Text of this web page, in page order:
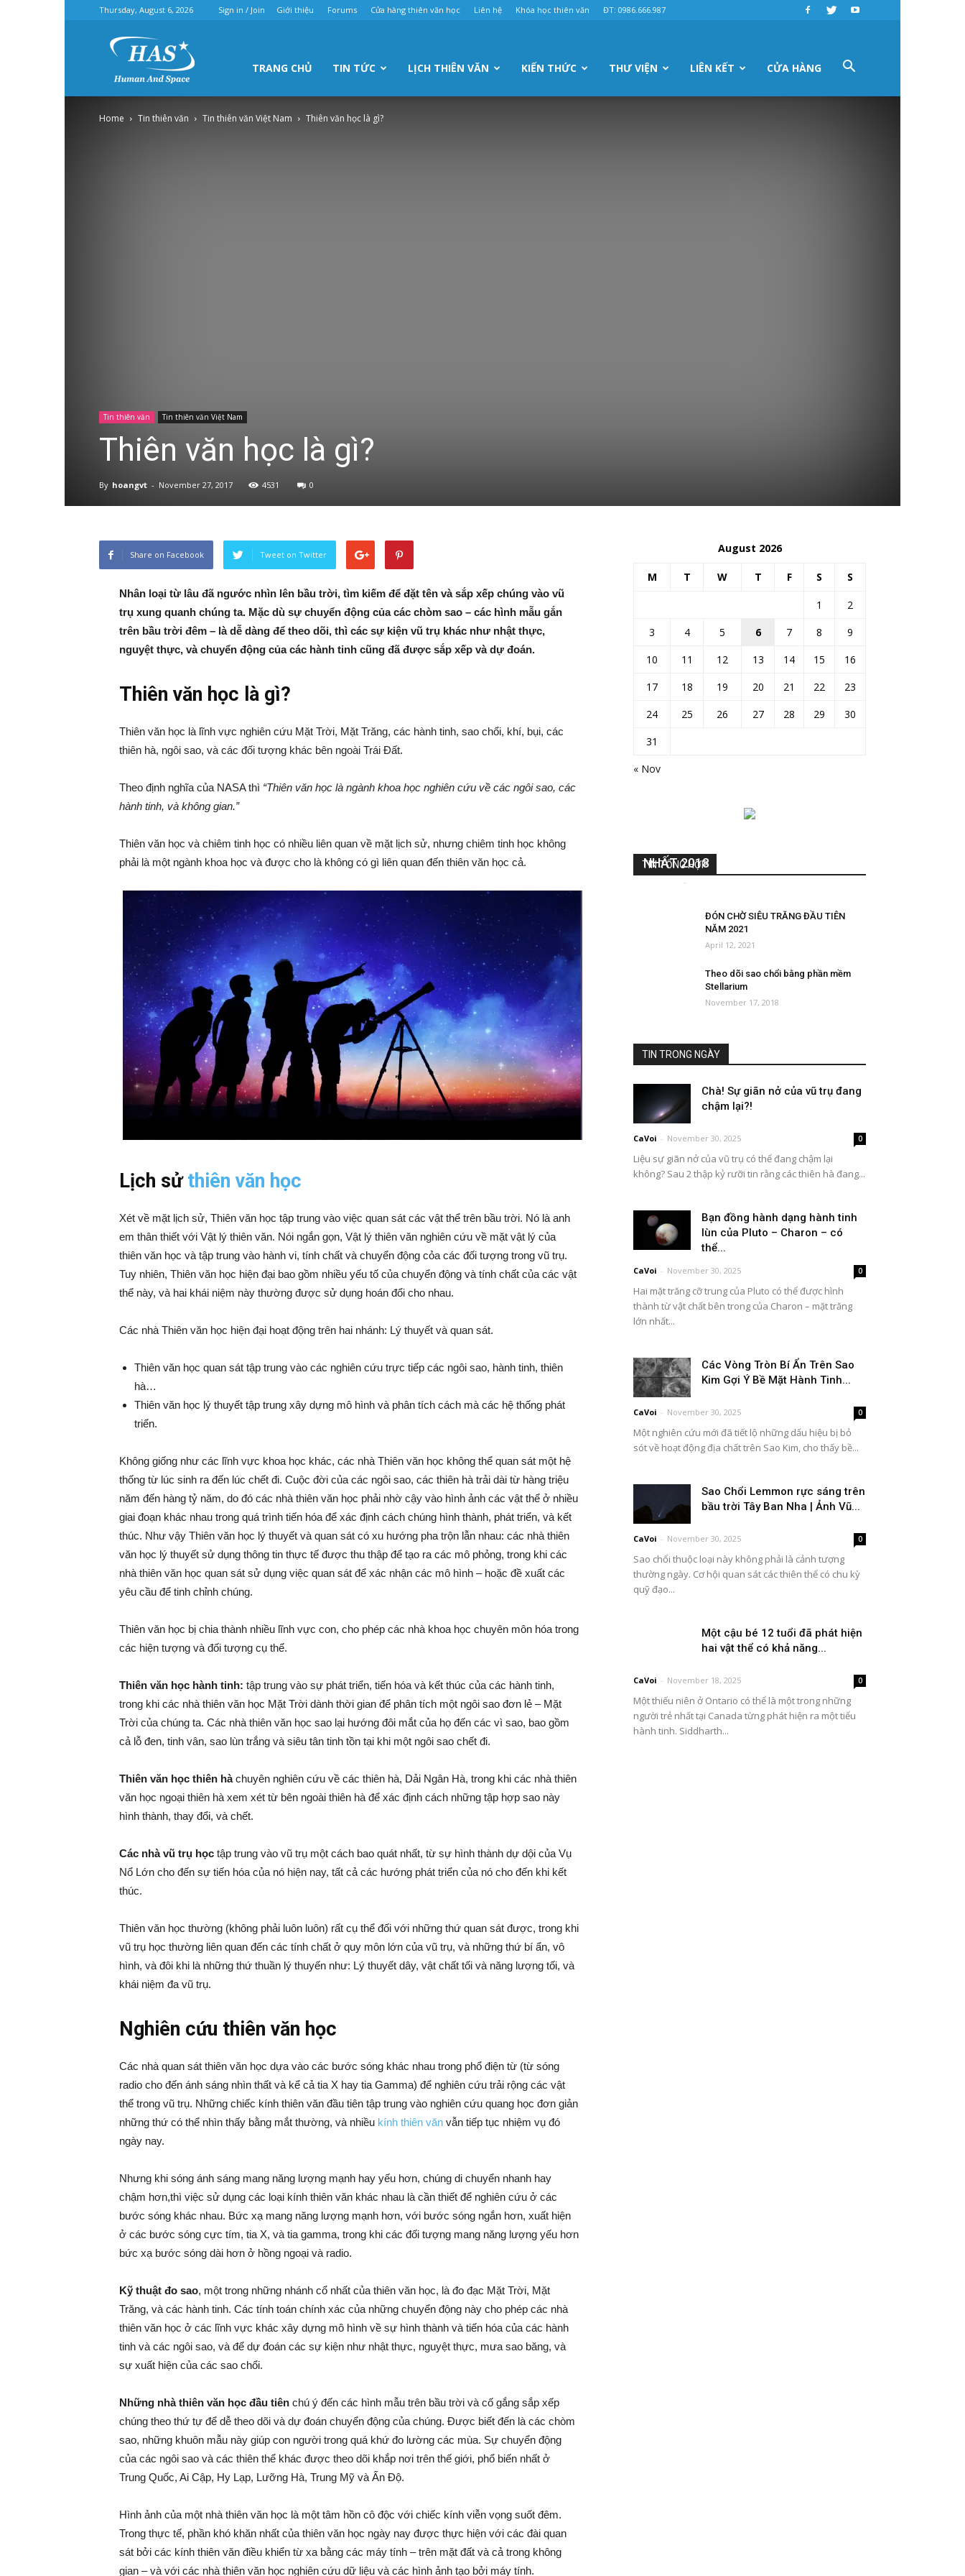
Thursday, August 6, 2026 Sign in / Join Giới thiệu Forums Cửa hàng thiên văn học Liên hệ Khóa học thiên văn ĐT: 0986.666.987
–
TRANG CHỦ TIN TỨC LỊCH THIÊN VĂN KIẾN THỨC THƯ VIỆN LIÊN KẾT CỬA HÀNG
Home Tin thiên văn Tin thiên văn Việt Nam Thiên văn học là gì?
Tin thiên văn Tin thiên văn Việt Nam
Thiên văn học là gì?
By hoangvt - November 27, 2017 4531 0
Share on Facebook Tweet on Twitter
Nhân loại từ lâu đã ngước nhìn lên bầu trời, tìm kiếm để đặt tên và sắp xếp chúng vào vũ
trụ xung quanh chúng ta. Mặc dù sự chuyển động của các chòm sao – các hình mẫu gắn
trên bầu trời đêm – là dễ dàng để theo dõi, thì các sự kiện vũ trụ khác như nhật thực,
nguyệt thực, và chuyển động của các hành tinh cũng đã được sắp xếp và dự đoán.
Thiên văn học là gì?
Thiên văn học là lĩnh vực nghiên cứu Mặt Trời, Mặt Trăng, các hành tinh, sao chổi, khí, bụi, các
thiên hà, ngôi sao, và các đối tượng khác bên ngoài Trái Đất.
Theo định nghĩa của NASA thì “Thiên văn học là ngành khoa học nghiên cứu về các ngôi sao, các
hành tinh, và không gian.”
Thiên văn học và chiêm tinh học có nhiều liên quan về mặt lịch sử, nhưng chiêm tinh học không
phải là một ngành khoa học và được cho là không có gì liên quan đến thiên văn học cả.
Lịch sửthiên văn học
Xét về mặt lịch sử, Thiên văn học tập trung vào việc quan sát các vật thể trên bầu trời. Nó là anh
em thân thiết với Vật lý thiên văn. Nói ngắn gọn, Vật lý thiên văn nghiên cứu về mặt vật lý của
thiên văn học và tập trung vào hành vi, tính chất và chuyển động cỏa các đối tượng trong vũ trụ.
Tuy nhiên, Thiên văn học hiện đại bao gồm nhiều yếu tố của chuyển động và tính chất của các vật
thể này, và hai khái niệm này thường được sử dụng hoán đổi cho nhau.
Các nhà Thiên văn học hiện đại hoạt động trên hai nhánh: Lý thuyết và quan sát.
Thiên văn học quan sát tập trung vào các nghiên cứu trực tiếp các ngôi sao, hành tinh, thiên
hà…
Thiên văn học lý thuyết tập trung xây dựng mô hình và phân tích cách mà các hệ thống phát
triển.
Không giống như các lĩnh vực khoa học khác, các nhà Thiên văn học không thể quan sát một hệ
thống từ lúc sinh ra đến lúc chết đi. Cuộc đời của các ngôi sao, các thiên hà trải dài từ hàng triệu
năm đến hàng tỷ năm, do đó các nhà thiên văn học phải nhờ cậy vào hình ảnh các vật thể ở nhiều
giai đoạn khác nhau trong quá trình tiến hóa để xác định cách chúng hình thành, phát triển, và kết
thúc. Như vậy Thiên văn học lý thuyết và quan sát có xu hướng pha trộn lẫn nhau: các nhà thiên
văn học lý thuyết sử dụng thông tin thực tế được thu thập để tạo ra các mô phỏng, trong khi các
nhà thiên văn học quan sát sử dụng việc quan sát để xác nhận các mô hình – hoặc đề xuất các
yêu cầu để tinh chỉnh chúng.
Thiên văn học bị chia thành nhiều lĩnh vực con, cho phép các nhà khoa học chuyên môn hóa trong
các hiện tượng và đối tượng cụ thể.
Thiên văn học hành tinh: tập trung vào sự phát triển, tiến hóa và kết thúc của các hành tinh,
trong khi các nhà thiên văn học Mặt Trời dành thời gian để phân tích một ngôi sao đơn lẻ – Mặt
Trời của chúng ta. Các nhà thiên văn học sao lại hướng đôi mắt của họ đến các vì sao, bao gồm
cả lỗ đen, tinh vân, sao lùn trắng và siêu tân tinh tồn tại khi một ngôi sao chết đi.
Thiên văn học thiên hàchuyên nghiên cứu về các thiên hà, Dải Ngân Hà, trong khi các nhà thiên
văn học ngoại thiên hà xem xét từ bên ngoài thiên hà để xác định cách những tập hợp sao này
hình thành, thay đổi, và chết.
Các nhà vũ trụ họctập trung vào vũ trụ một cách bao quát nhất, từ sự hình thành dự dội của Vụ
Nổ Lớn cho đến sự tiến hóa của nó hiện nay, tất cả các hướng phát triển của nó cho đến khi kết
thúc.
Thiên văn học thường (không phải luôn luôn) rất cụ thể đối với những thứ quan sát được, trong khi
vũ trụ học thường liên quan đến các tính chất ở quy môn lớn của vũ trụ, và những thứ bí ẩn, vô
hình, và đôi khi là những thứ thuần lý thuyến như: Lý thuyết dây, vật chất tối và năng lượng tối, và
khái niệm đa vũ trụ.
Nghiên cứu thiên văn học
Các nhà quan sát thiên văn học dựa vào các bước sóng khác nhau trong phổ điện từ (từ sóng
radio cho đến ánh sáng nhìn thất và kể cả tia X hay tia Gamma) để nghiên cứu trải rộng các vật
thể trong vũ trụ. Những chiếc kính thiên văn đầu tiên tập trung vào nghiên cứu quang học đơn giản
những thứ có thể nhìn thấy bằng mắt thường, và nhiềukính thiên vănvẫn tiếp tục nhiệm vụ đó
ngày nay.
Nhưng khi sóng ánh sáng mang năng lượng mạnh hay yếu hơn, chúng di chuyển nhanh hay
chậm hơn,thì việc sử dụng các loại kính thiên văn khác nhau là cần thiết để nghiên cứu ở các
bước sóng khác nhau. Bức xạ mang năng lượng mạnh hơn, với bước sóng ngắn hơn, xuất hiện
ở các bước sóng cực tím, tia X, và tia gamma, trong khi các đối tượng mang năng lượng yếu hơn
bức xạ bước sóng dài hơn ở hồng ngoại và radio.
Kỹ thuật đo sao, một trong những nhánh cổ nhất của thiên văn học, là đo đạc Mặt Trời, Mặt
Trăng, và các hành tinh. Các tính toán chính xác của những chuyển động này cho phép các nhà
thiên văn học ở các lĩnh vực khác xây dựng mô hình về sự hình thành và tiến hóa của các hành
tinh và các ngôi sao, và để dự đoán các sự kiện như nhật thực, nguyệt thực, mưa sao băng, và
sự xuất hiện của các sao chổi.
Những nhà thiên văn học đầu tiênchú ý đến các hình mẫu trên bầu trời và cố gắng sắp xếp
chúng theo thứ tự để dễ theo dõi và dự đoán chuyển động của chúng. Được biết đến là các chòm
sao, những khuôn mẫu này giúp con người trong quá khứ đo lường các mùa. Sự chuyển động
của các ngôi sao và các thiên thể khác được theo dõi khắp nơi trên thế giới, phổ biến nhất ở
Trung Quốc, Ai Cập, Hy Lạp, Lưỡng Hà, Trung Mỹ và Ấn Độ.
Hình ảnh của một nhà thiên văn học là một tâm hồn cô độc với chiếc kính viễn vọng suốt đêm.
Trong thực tế, phần khó khăn nhất của thiên văn học ngày nay được thực hiện với các đài quan
sát bởi các kính thiên văn điều khiển từ xa bằng các máy tính – trên mặt đất và cả trong không
gian – và với các nhà thiên văn học nghiên cứu dữ liệu và các hình ảnh tạo bởi máy tính.
August 2026
M T W T F S S
« Nov
1
2
3
4 5 6 7 8
9
10
11 12 13 14 15
16
17
18 19 20 21 22
23
24
25 26 27 28 29
30
31
TIN TỔNG HỢP
NHẤT 2018
-
ĐÓN CHỜ SIÊU TRĂNG ĐẦU TIÊN
NĂM 2021
April 12, 2021
Theo dõi sao chổi bằng phần mềm
Stellarium
November 17, 2018
TIN TRONG NGÀY
Chà! Sự giãn nở của vũ trụ đang
chậm lại?!
CaVoi - November 30, 2025 0
Liệu sự giãn nở của vũ trụ có thể đang chậm lại
không? Sau 2 thập kỷ rưỡi tin rằng các thiên hà đang...
Bạn đồng hành dạng hành tinh
lùn của Pluto – Charon – có
thể...
CaVoi - November 30, 2025 0
Hai mặt trăng cỡ trung của Pluto có thể được hình
thành từ vật chất bên trong của Charon – mặt trăng
lớn nhất...
Các Vòng Tròn Bí Ẩn Trên Sao
Kim Gợi Ý Bề Mặt Hành Tinh...
CaVoi - November 30, 2025 0
Một nghiên cứu mới đã tiết lộ những dấu hiệu bị bỏ
sót về hoạt động địa chất trên Sao Kim, cho thấy bề...
Sao Chổi Lemmon rực sáng trên
bầu trời Tây Ban Nha | Ảnh Vũ...
CaVoi - November 30, 2025 0
Sao chổi thuộc loại này không phải là cảnh tượng
thường ngày. Cơ hội quan sát các thiên thể có chu kỳ
quỹ đạo...
Một cậu bé 12 tuổi đã phát hiện
hai vật thể có khả năng...
CaVoi - November 18, 2025 0
Một thiếu niên ở Ontario có thể là một trong những
người trẻ nhất tại Canada từng phát hiện ra một tiểu
hành tinh. Siddharth...